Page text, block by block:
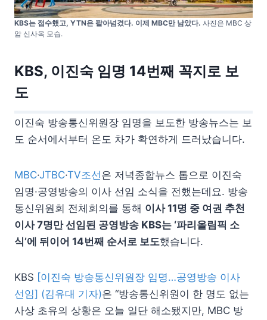
KBS는 접수했고, YTN은 팔아넘겼다. 이제 MBC만 남았다. 사진은 MBC 상
암 신사옥 모습.
KBS, 이진숙 임명 14번째 꼭지로 보
도
이진숙 방송통신위원장 임명을 보도한 방송뉴스는 보
도 순서에서부터 온도 차가 확연하게 드러났습니다.
MBC·JTBC·TV조선은 저녁종합뉴스 톱으로 이진숙
임명·공영방송의 이사 선임 소식을 전했는데요. 방송
통신위원회 전체회의를 통해 이사 11명 중 여권 추천
이사 7명만 선임된 공영방송 KBS는 ‘파리올림픽 소
식’에 뒤이어 14번째 순서로 보도했습니다.
KBS [이진숙 방송통신위원장 임명…공영방송 이사
선임] (김유대 기자)은 “방송통신위원이 한 명도 없는
사상 초유의 상황은 오늘 일단 해소됐지만, MBC 방